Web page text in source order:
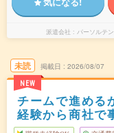
派遣会社 パーソルテ
未読
NEW
掲載日 2026/08/07
チームで進める
経験から商社で